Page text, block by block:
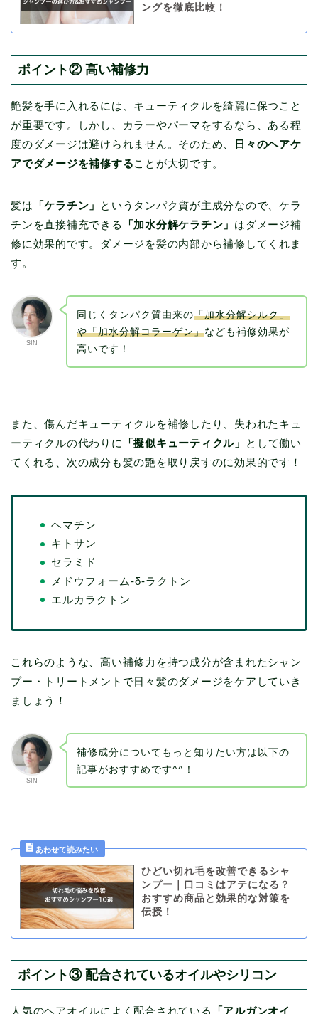
ングを徹底比較！
ポイント② 高い補修力
艶髪を手に入れるには、キューティクルを綺麗に保つこと
が重要です。しかし、カラーやパーマをするなら、ある程
度のダメージは避けられません。そのため、
日々のヘアケ
アでダメージを補修することが大切です。
髪は 「ケラチン」
というタンパク質が主成分なので、ケラ
チンを直接補充できる
「加水分解ケラチン」 はダメージ補
修に効果的です。ダメージを髪の内部から補修してくれま
す。
SIN
同じくタンパク質由来の「加水分解シルク」
や「加水分解コラーゲン」なども補修効果が
高いです！
また、傷んだキューティクルを補修したり、失われたキュ
ーティクルの代わりに
「擬似キューティクル」
として働い
てくれる、次の成分も髪の艶を取り戻すのに効果的です！
ヘマチン
キトサン
セラミド
メドウフォーム-δ-ラクトン
エルカラクトン
これらのような、高い補修力を持つ成分が含まれたシャン
プー・トリートメントで日々髪のダメージをケアしていき
ましょう！
SIN
補修成分についてもっと知りたい方は以下の
記事がおすすめです^^！
ひどい切れ毛を改善できるシャ
ンプー｜口コミはアテになる？
おすすめ商品と効果的な対策を
伝授！
ポイント③ 配合されているオイルやシリコン
人気のヘアオイルによく配合されている 「アルガンオイ